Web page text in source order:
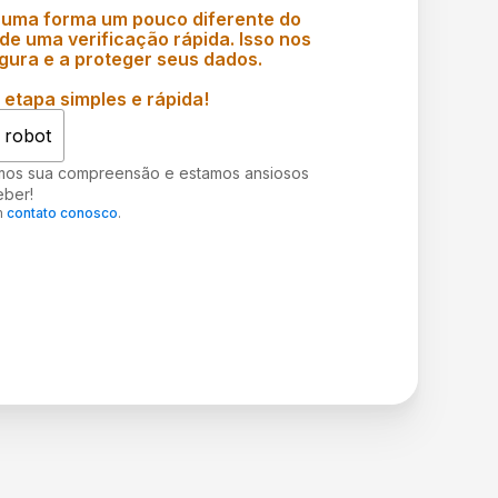
forma um pouco diferente do
uma verificação rápida. Isso nos
e a proteger seus dados.
simples e rápida!
robot
sua compreensão e estamos ansiosos
contato conosco.